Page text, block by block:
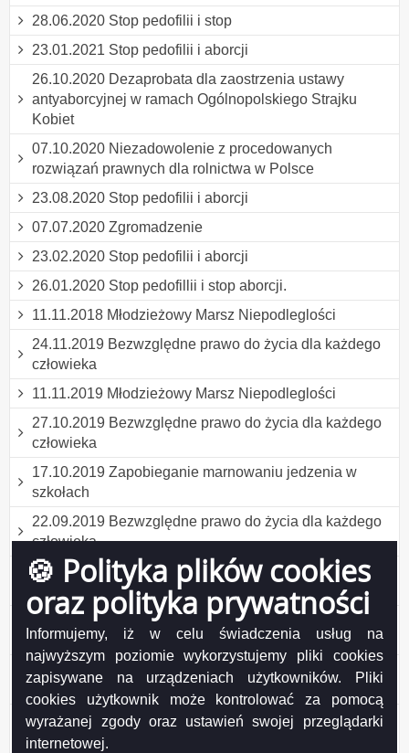
🍪 Polityka plików cookies
oraz polityka prywatności
Informujemy, iż w celu świadczenia usług na
najwyższym poziomie wykorzystujemy pliki cookies
zapisywane na urządzeniach użytkowników. Pliki
cookies użytkownik może kontrolować za pomocą
wyrażanej zgody oraz ustawień swojej przeglądarki
internetowej.
28.06.2020 Stop pedofilii i stop
23.01.2021 Stop pedofilii i aborcji
26.10.2020 Dezaprobata dla zaostrzenia ustawy
antyaborcyjnej w ramach Ogólnopolskiego Strajku
Kobiet
07.10.2020 Niezadowolenie z procedowanych
rozwiązań prawnych dla rolnictwa w Polsce
23.08.2020 Stop pedofilii i aborcji
07.07.2020 Zgromadzenie
23.02.2020 Stop pedofilii i aborcji
26.01.2020 Stop pedofillii i stop aborcji.
11.11.2018 Młodzieżowy Marsz Niepodleglości
24.11.2019 Bezwzględne prawo do życia dla każdego
człowieka
11.11.2019 Młodzieżowy Marsz Niepodleglości
27.10.2019 Bezwzględne prawo do życia dla każdego
człowieka
17.10.2019 Zapobieganie marnowaniu jedzenia w
szkołach
22.09.2019 Bezwzględne prawo do życia dla każdego
człowieka
25.08.2019 Bezwzględne prawo do życia dla każdego
28.07.2019 Bezwzględne prawo do życia dla każdego
człowieka
23.06.2019 Sprzeciw wobec demoralizującej seks
edukacji
26.05.2019 Sprzeciw wobec demoralizującej seks
edukacji